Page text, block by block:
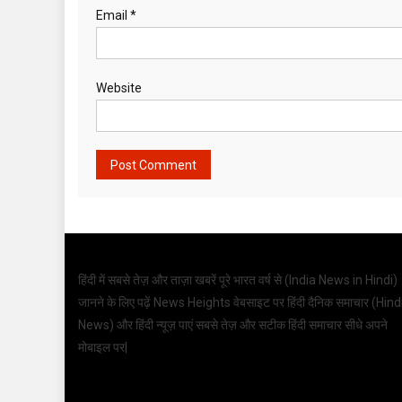
Email *
Website
हिंदी में सबसे तेज़ और ताज़ा खबरें पूरे भारत वर्ष से ( India News in Hindi)
जानने के लिए पढ़ें News Heights वेबसाइट पर हिंदी दैनिक समाचार (
News) और हिंदी न्यूज़ पाएं सबसे तेज़ और सटीक हिंदी समाचार सीधे अपने
मोबाइल पर|